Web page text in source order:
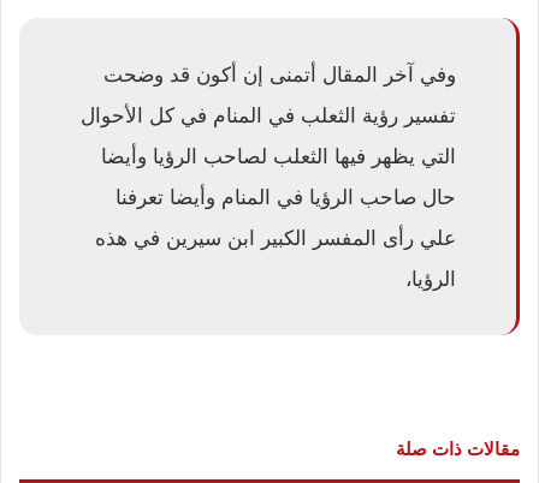
وفي آخر المقال أتمنى إن أكون قد وضحت
تفسير رؤية الثعلب في المنام في كل الأحوال
التي يظهر فيها الثعلب لصاحب الرؤيا وأيضا
حال صاحب الرؤيا في المنام وأيضا تعرفنا
علي رأى المفسر الكبير ابن سيرين في هذه
الرؤيا،
مقالات ذات صلة